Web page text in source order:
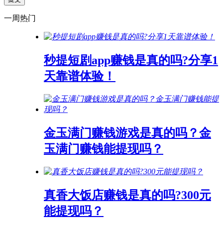
一周热门
秒提短剧app赚钱是真的吗?分享1
天靠谱体验！
金玉满门赚钱游戏是真的吗？金
玉满门赚钱能提现吗？
真香大饭店赚钱是真的吗?300元
能提现吗？